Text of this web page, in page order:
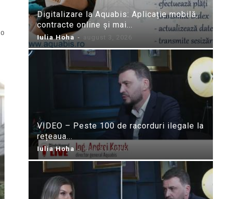
0
Digitalizare la Aquabis: Aplicație mobilă,
contracte online și mai...
Iulia Hoha - august 3, 2026
VIDEO – Peste 100 de racorduri ilegale la
rețeaua...
Iulia Hoha - iulie 31, 2026